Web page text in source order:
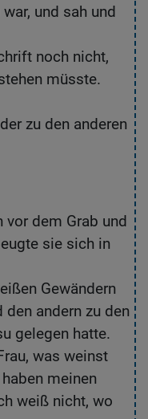
und sah und
noch nicht,
müsste.
zu den anderen
vor dem Grab und
sie sich in
Gewändern
den andern zu den
gelegen hatte.
was weinst
meinen
weiß nicht, wo